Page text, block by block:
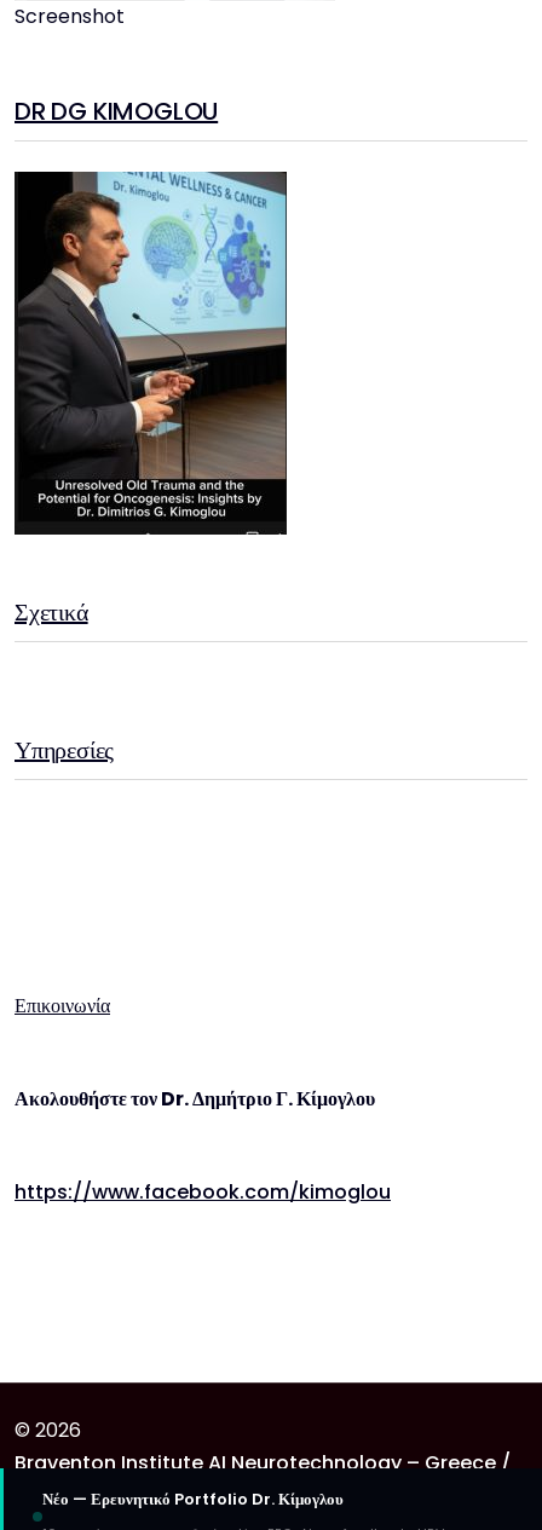
Screenshot
DR DG KIMOGLOU
Σχετικά
Υπηρεσίες
Επικοινωνία
Ακολουθήστε τον Dr. Δημήτριο Γ. Κίμογλου
https://www.facebook.com/kimoglou
© 2026
Braventon Institute AI Neurotechnology – Greece /
United Kingdom
Νέο — Ερευνητικό Portfolio Dr. Κίμογλου